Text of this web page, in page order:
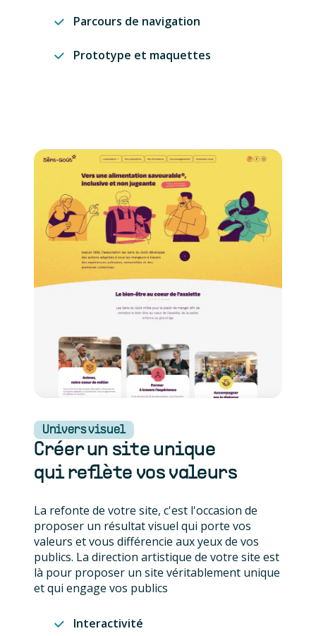
Parcours de navigation
Prototype et maquettes
Univers visuel
Créer un site unique
qui reflète vos valeurs
La refonte de votre site, c'est l'occasion de
proposer un résultat visuel qui porte vos
valeurs et vous différencie aux yeux de vos
publics. La direction artistique de votre site est
là pour proposer un site véritablement unique
et qui engage vos publics
Interactivité